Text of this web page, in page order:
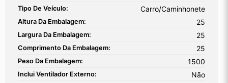
Tipo De Veículo: Carro/Caminhonete
Altura Da Embalagem: 25
Largura Da Embalagem: 25
Comprimento Da Embalagem: 25
Peso Da Embalagem: 1500
Inclui Ventilador Externo: Não